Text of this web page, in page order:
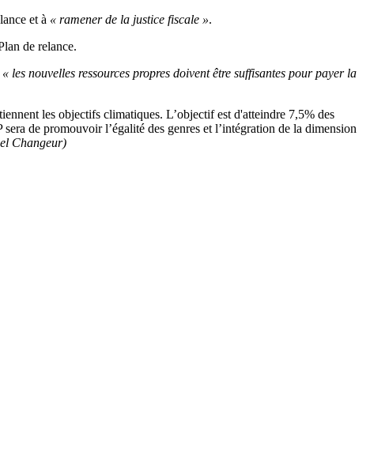
et à « ramener de la justice fiscale ».
de relance.
« les nouvelles ressources propres doivent être suffisantes pour payer la
les objectifs climatiques. L’objectif est d'atteindre 7,5% des
de promouvoir l’égalité des genres et l’intégration de la dimension
Changeur)